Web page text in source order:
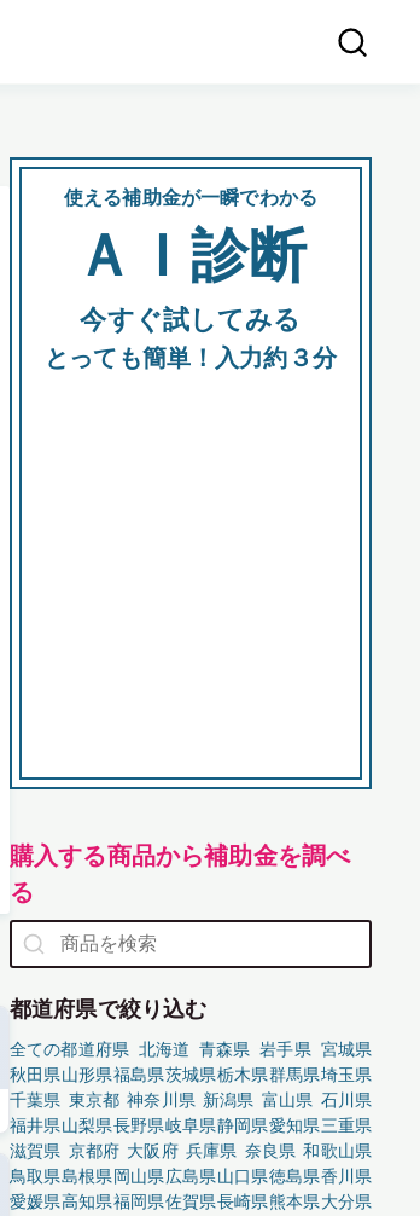
使える補助金が一瞬でわかる
ＡＩ診断
今すぐ試してみる
とっても簡単！入力約３分
購入する商品から補助金を調べ
る
都道府県で絞り込む
全ての都道府県 北海道 青森県 岩手県 宮城県
秋田県山形県福島県茨城県栃木県群馬県埼玉県
千葉県 東京都 神奈川県 新潟県 富山県 石川県
福井県山梨県長野県岐阜県静岡県愛知県三重県
滋賀県 京都府 大阪府 兵庫県 奈良県 和歌山県
鳥取県島根県岡山県広島県山口県徳島県香川県
愛媛県高知県福岡県佐賀県長崎県熊本県大分県